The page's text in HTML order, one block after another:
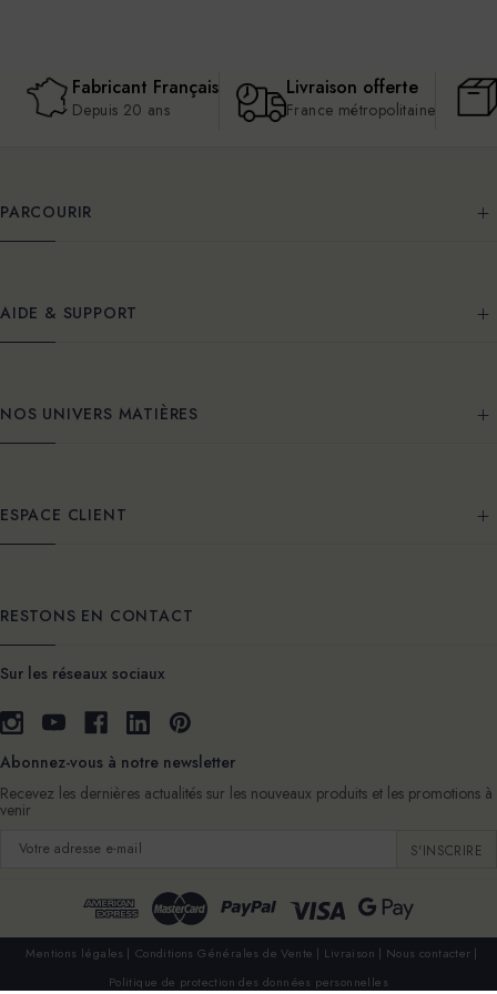
Fabricant Français
Depuis 20 ans
Livraison offerte
France métropolitaine
PARCOURIR
AIDE & SUPPORT
NOS UNIVERS MATIÈRES
ESPACE CLIENT
RESTONS EN CONTACT
Sur les réseaux sociaux
Abonnez-vous à notre newsletter
Recevez les dernières actualités sur les nouveaux produits et les promotions à
venir
Adresse
Mentions légales Conditions Générales de Vente Livraison
Nous contacter
Politique de protection des données personnelles